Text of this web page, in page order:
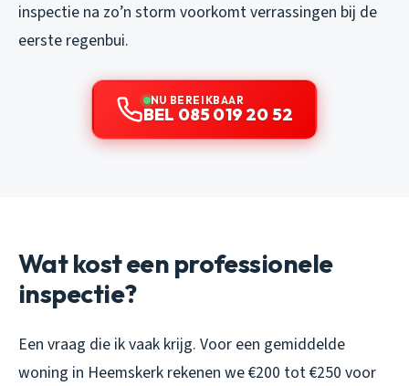
inspectie na zo’n storm voorkomt verrassingen bij de
eerste regenbui.
NU BEREIKBAAR
BEL 085 019 20 52
Wat kost een professionele
inspectie?
Een vraag die ik vaak krijg. Voor een gemiddelde
woning in Heemskerk rekenen we €200 tot €250 voor